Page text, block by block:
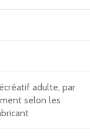
adulte, par
selon les